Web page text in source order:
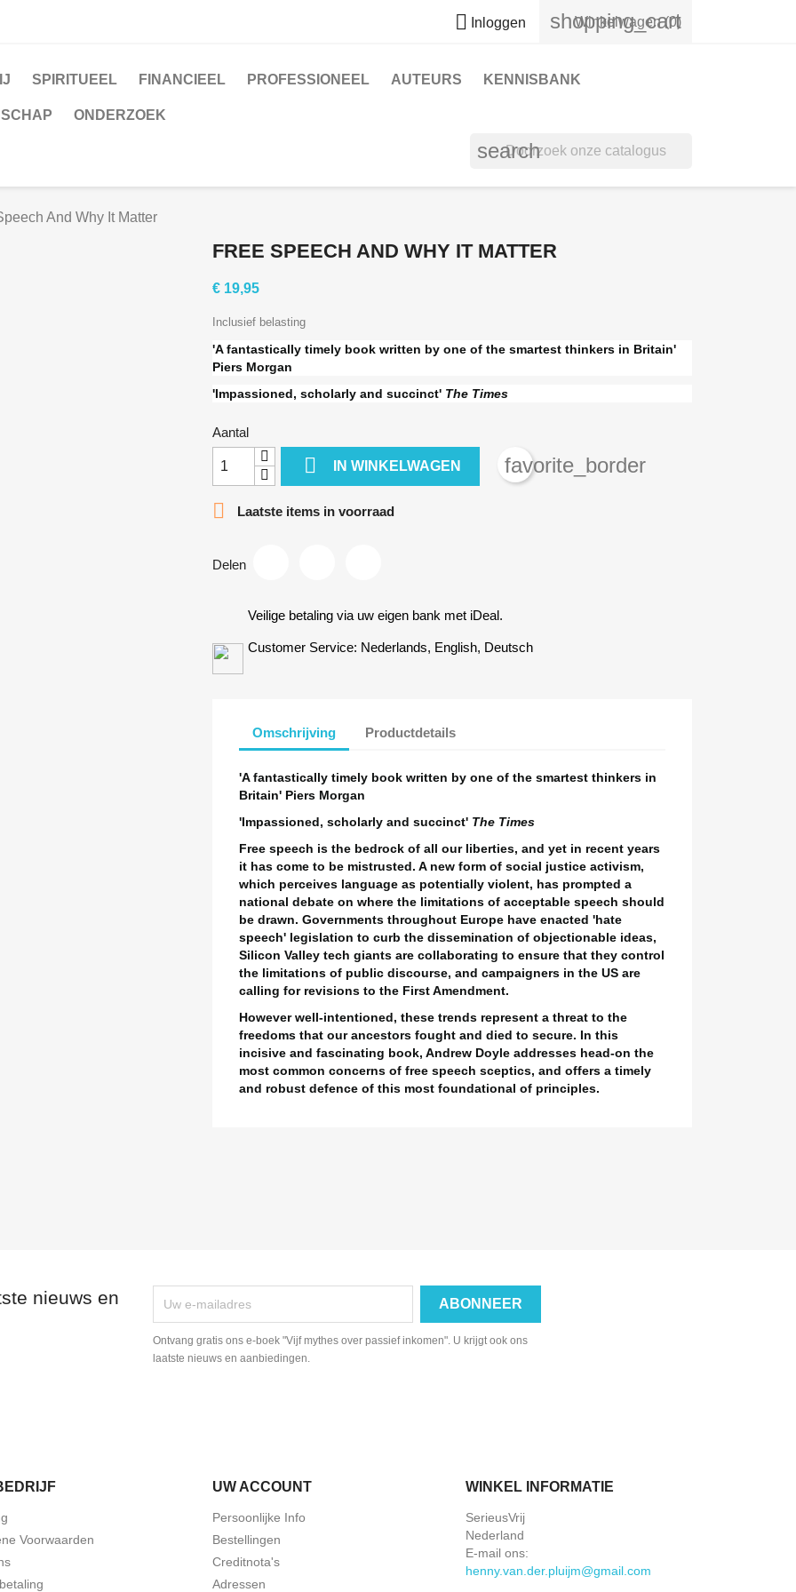
×
×
Maak een verlanglijst
×
ingelogd zijn om producten in uw verlanglijst op te slaan.
Annuleren Inloggen
 Inloggen shopping_cart
Winkelwagen (0)
SPIRITUEEL FINANCIEEL PROFESSIONEEL AUTEURS KENNISBANK
ONDERZOEK
search
And Why It Matter
FREE SPEECH AND WHY IT MATTER
€ 19,95
Inclusief belasting
'A fantastically timely book written by one of the smartest thinkers in Britain'
Piers Morgan
'Impassioned, scholarly and succinct' The Times
Aantal
 IN WINKELWAGEN
favorite_border

Laatste items in voorraad
Delen
Veilige betaling via uw eigen bank met iDeal.
Customer Service: Nederlands, English, Deutsch
Omschrijving Productdetails
'A fantastically timely book written by one of the smartest thinkers in
Britain' Piers Morgan
'Impassioned, scholarly and succinct' The Times
Free speech is the bedrock of all our liberties, and yet in recent years
it has come to be mistrusted. A new form of social justice activism,
which perceives language as potentially violent, has prompted a
national debate on where the limitations of acceptable speech should
be drawn. Governments throughout Europe have enacted 'hate
speech' legislation to curb the dissemination of objectionable ideas,
Silicon Valley tech giants are collaborating to ensure that they control
the limitations of public discourse, and campaigners in the US are
calling for revisions to the First Amendment.
However well-intentioned, these trends represent a threat to the
freedoms that our ancestors fought and died to secure. In this
incisive and fascinating book, Andrew Doyle addresses head-on the
most common concerns of free speech sceptics, and offers a timely
and robust defence of this most foundational of principles.
nieuws en
Ontvang gratis ons e-boek "Vijf mythes over passief inkomen". U krijgt ook ons
laatste nieuws en aanbiedingen.
Voorwaarden
UW ACCOUNT
Persoonlijke Info
Bestellingen
Creditnota's
Adressen
WINKEL INFORMATIE
SerieusVrij
Nederland
E-mail ons:
henny.van.der.pluijm@gmail.com